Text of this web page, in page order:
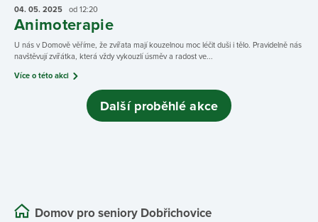
04. 05. 2025 od 12:20
Animoterapie
U nás v Domově věříme, že zvířata mají kouzelnou moc léčit duši i tělo. Pravidelně nás
navštěvují zvířátka, která vždy vykouzlí úsměv a radost ve...
Více o této akci
Další proběhlé akce
Domov pro seniory Dobřichovice